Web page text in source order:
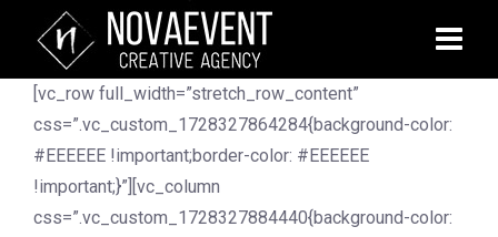
[vc_row full_width=”stretch_row_content”
css=”.vc_custom_1728327864284{background-color:
#EEEEEE !important;border-color: #EEEEEE
!important;}”][vc_column
css=”.vc_custom_1728327884440{background-color: